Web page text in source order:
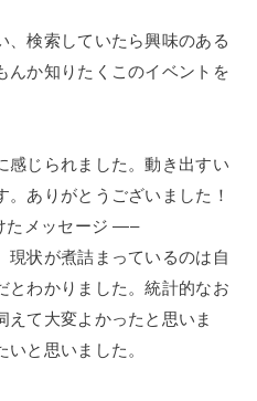
、検索していたら興味のある
んか知りたくこのイベントを
感じられました。動き出すい
ありがとうございました！
たメッセージ —–
現状が煮詰まっているのは自
とわかりました。統計的なお
えて大変よかったと思いま
と思いました。